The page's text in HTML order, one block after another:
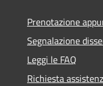
Prenotazione
Segnalazione
Leggi le FAQ
Richiesta